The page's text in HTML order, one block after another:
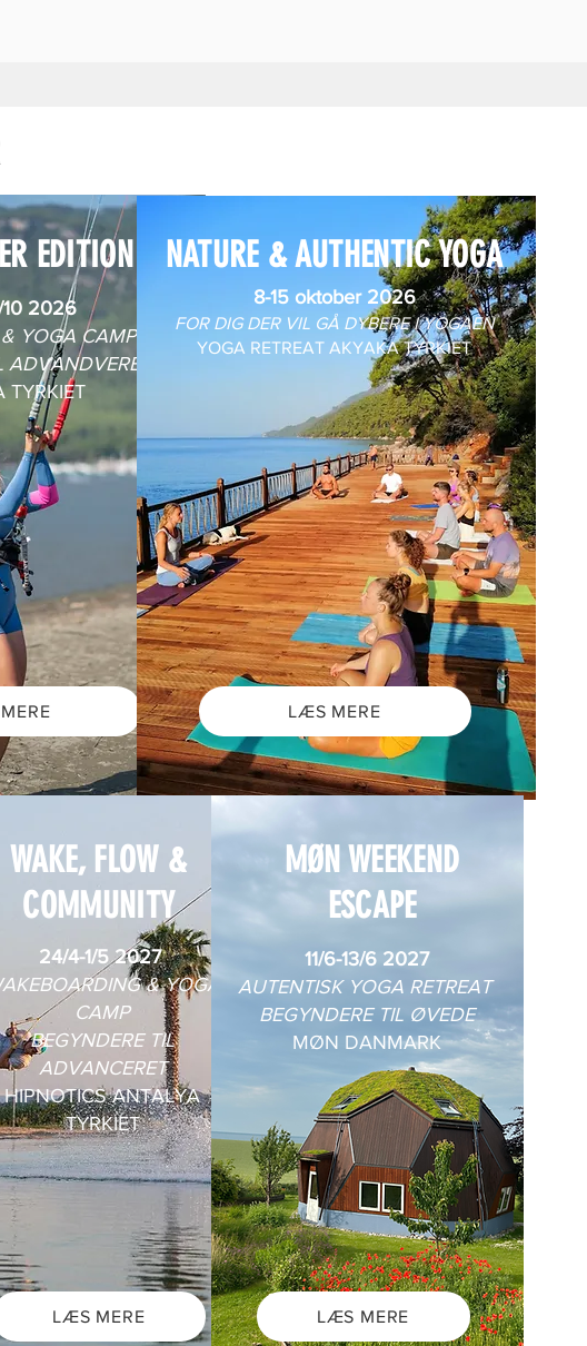
EDITION
2026
YOGA CAMP
TYRKIET
NATURE & AUTHENTIC YOGA
8-15 oktober 2026
FOR DIG DER VIL GÅ DYBERE I YOGAEN
YOGA RETREAT AKYAKA TYRKIET
LÆS MERE
WAKE, FLOW &
COMMUNITY
LÆS MERE
24/4-1/5 2027
& YOGA
CAMP
BEGYNDERE TIL
ADVANCERET
HIPNOTICS ANTALYA
TYRKIET
MØN WEEKEND
ESCAPE
LÆS MERE
11/6-13/6 2027
AUTENTISK YOGA RETREAT
BEGYNDERE TIL ØVEDE
MØN DANMARK